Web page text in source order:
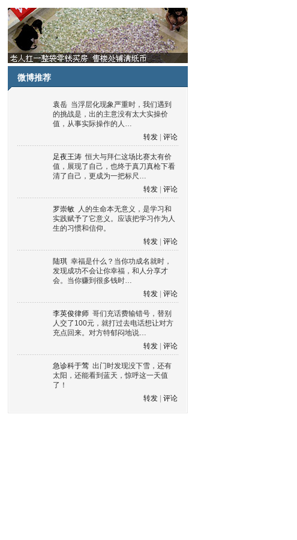
微博推荐
袁岳 当浮层化现象严重时，我们遇到
的挑战是，出的主意没有太大实操价
值，从事实际操作的人…
转发
评论
足夜王涛 恒大与拜仁这场比赛太有价
值，展现了自己，也终于真刀真枪下看
清了自己，更成为一把标尺…
转发
评论
罗崇敏 人的生命本无意义，是学习和
实践赋予了它意义。应该把学习作为人
生的习惯和信仰。
转发
评论
陆琪 幸福是什么？当你功成名就时，
发现成功不会让你幸福，和人分享才
会。当你赚到很多钱时…
转发
评论
李英俊律师 哥们充话费输错号，替别
人交了100元，就打过去电话想让对方
充点回来。对方特郁闷地说…
转发
评论
急诊科于莺 出门时发现没下雪，还有
太阳，还能看到蓝天，惊呼这一天值
了！
转发
评论